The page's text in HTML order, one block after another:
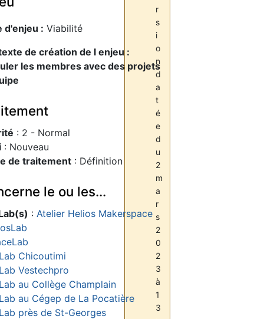
r
s
i
o
n
d
a
t
é
e
d
u
2
m
a
r
s
2
0
2
3
à
1
3
d'enjeu : Viabilité
de création de l enjeu :
les membres avec des projets
: 2 - Normal
: Nouveau
de traitement : Définition
le ou les...
: Atelier Helios Makerspace
Chicoutimi
Vestechpro
au Collège Champlain
au Cégep de La Pocatière
près de St-Georges